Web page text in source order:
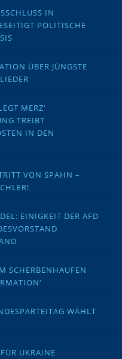
IN
POLITISCHE
ÜBER JÜNGSTE
MERZ‘
TREIBT
IN DEN
VON SPAHN –
EINIGKEIT DER AFD
SCHERBENHAUFEN
WÄHLT
UKRAINE